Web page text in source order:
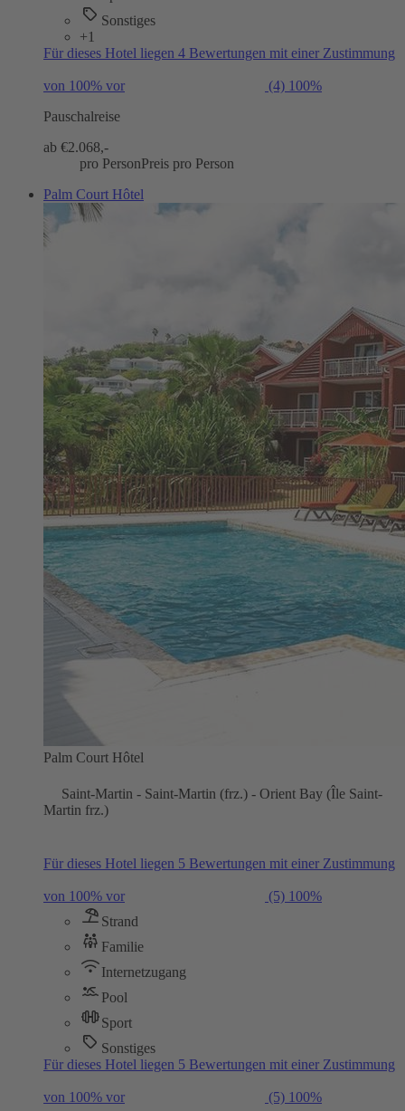
Sonstiges
+1
Für dieses Hotel liegen 4 Bewertungen mit einer Zustimmung
von 100% vor (4) 100%
Pauschalreise
ab €2.068,-
pro PersonPreis pro Person
Palm Court Hôtel
Palm Court Hôtel
Saint-Martin - Saint-Martin (frz.) - Orient Bay (Île Saint-
Martin frz.)
Für dieses Hotel liegen 5 Bewertungen mit einer Zustimmung
von 100% vor (5) 100%
Strand
Familie
Internetzugang
Pool
Sport
Sonstiges
Für dieses Hotel liegen 5 Bewertungen mit einer Zustimmung
von 100% vor (5) 100%